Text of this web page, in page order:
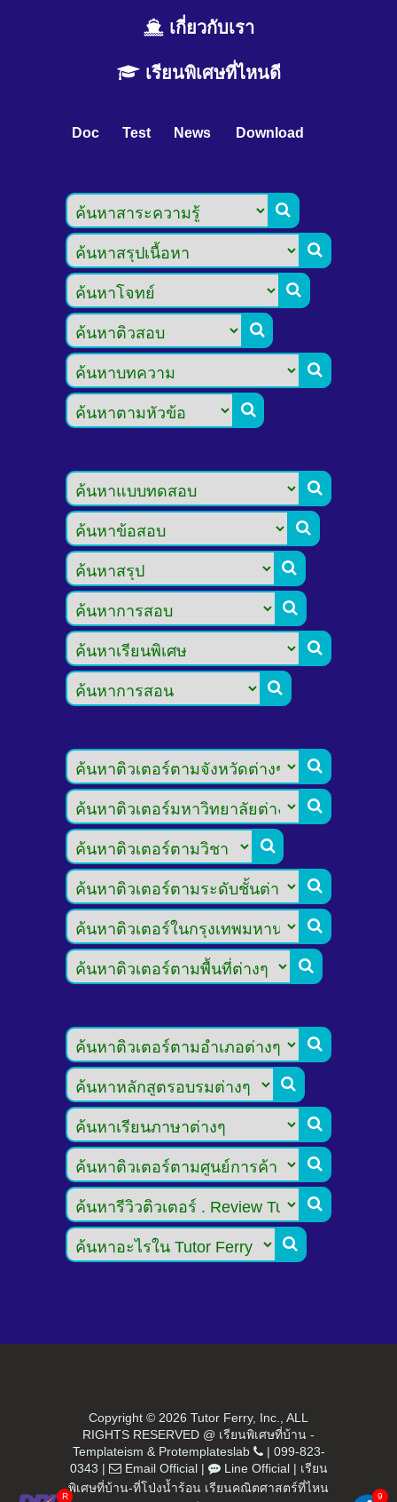
เกี่ยวกับเรา
เรียนพิเศษที่ไหนดี
Doc Test News Download
























Copyright © 2026 Tutor Ferry, Inc., ALL
RIGHTS RESERVED @ เรียนพิเศษที่บ้าน -
Templateism & Protemplateslab | 099-823-
0343 | Email Official| Line Official| เรียน
พิเศษที่บ้าน-ที่โป่งน้ำร้อน เรียนคณิตศาสตร์ที่ไหน